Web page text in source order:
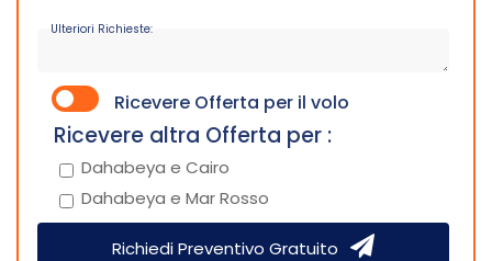
Ulteriori Richieste:
Ricevere Offerta per il volo
Ricevere altra Offerta per :
Dahabeya e Cairo
Dahabeya e Mar Rosso
Richiedi Preventivo Gratuito